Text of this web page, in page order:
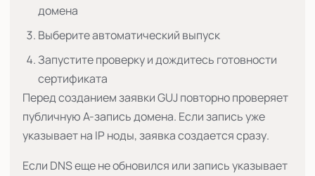
домена
Выберите автоматический выпуск
Запустите проверку и дождитесь готовности
сертификата
Перед созданием заявки GUJ повторно проверяет
публичную A-запись домена. Если запись уже
указывает на IP ноды, заявка создается сразу.
Если DNS еще не обновился или запись указывает